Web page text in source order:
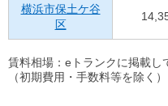
横浜市保土ケ谷
区
賃料相場：eトランクに掲載し
（初期費用・手数料等を除く